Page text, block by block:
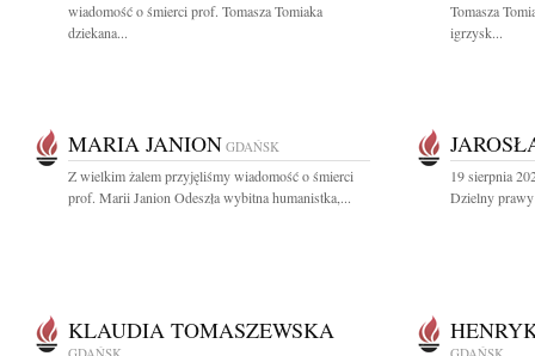
wiadomość o śmierci prof. Tomasza Tomiaka
dziekana...
Tomasza
igrzysk...
MARIA JANION GDAŃSK
Z wielkim żalem przyjęliśmy wiadomość o śmierci
prof. Marii Janion Odeszła wybitna humanistka,...
19 sierpnia
Dzielny
KLAUDIA TOMASZEWSKA